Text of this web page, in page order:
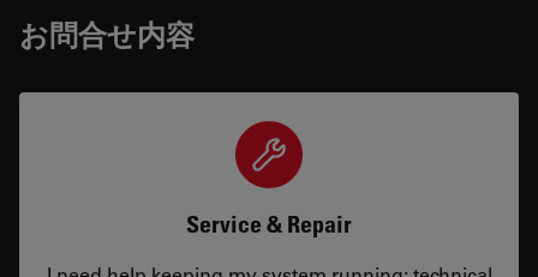
お問合せ内容
Service & Repair